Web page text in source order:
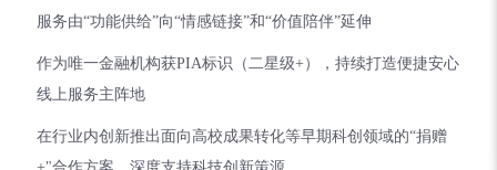
服务由“功能供给”向“情感链接”和“价值陪伴”延伸
作为唯一金融机构获PIA标识（二星级+），持续打造便捷安心
线上服务主阵地
在行业内创新推出面向高校成果转化等早期科创领域的“捐赠